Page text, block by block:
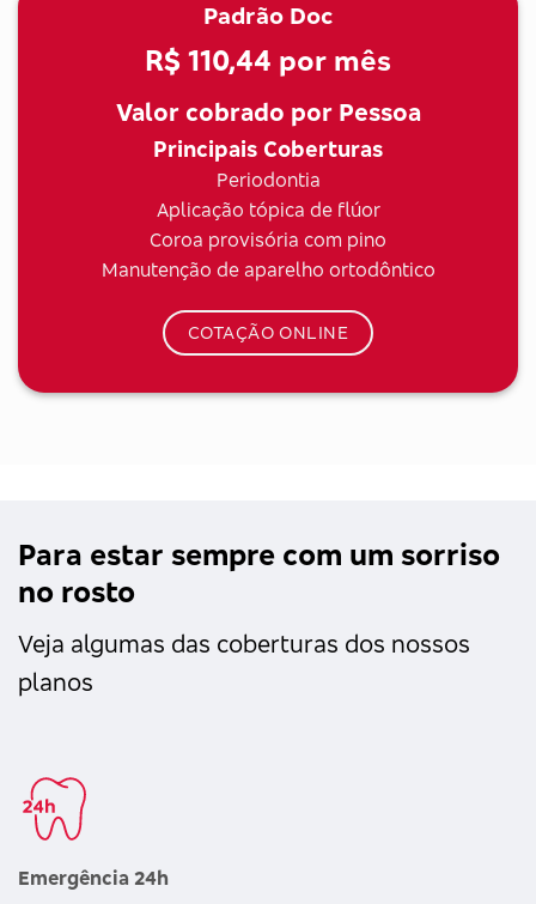
Padrão Doc
R$ 110,44 por mês
Valor cobrado por Pessoa
Principais Coberturas
Periodontia
Aplicação tópica de flúor
Coroa provisória com pino
Manutenção de aparelho ortodôntico
COTAÇÃO ONLINE
Para estar sempre com um sorriso
no rosto
Veja algumas das coberturas dos nossos
planos
Emergência 24h